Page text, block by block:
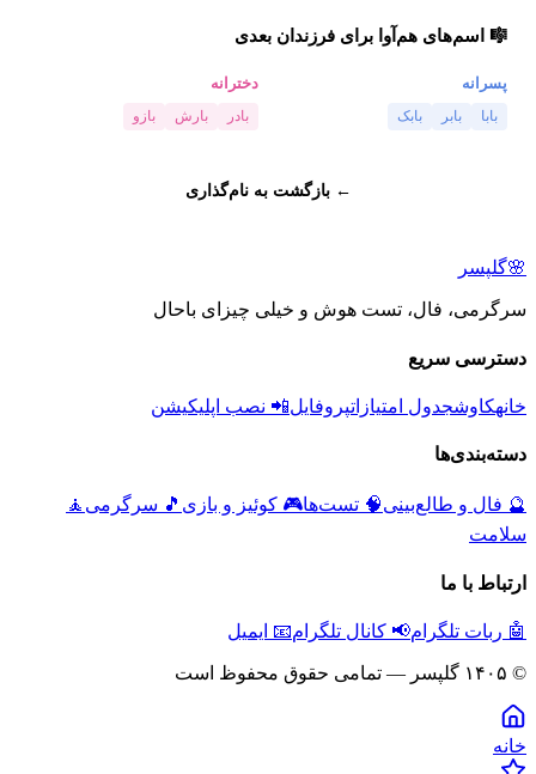
🎼 اسم‌های هم‌آوا برای فرزندان بعدی
پسرانه
بابا بابر بابک
دخترانه
بادر بارش بازو
← بازگشت به نام‌گذاری
🌸گلپسر
سرگرمی، فال، تست هوش و خیلی چیزای باحال
دسترسی سریع
خانهکاوشجدول امتیازاتپروفایل📲 نصب اپلیکیشن
دسته‌بندی‌ها
🔮 فال و طالع‌بینی🧠 تست‌ها🎮 کوئیز و بازی 🎵 سرگرمی 🧘
سلامت
ارتباط با ما
🤖 ربات تلگرام📢 کانال تلگرام📧 ایمیل
© ۱۴۰۵ گلپسر — تمامی حقوق محفوظ است
خانه